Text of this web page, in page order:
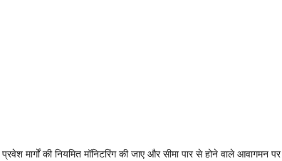
मार्गों की नियमित मॉनिटरिंग की जाए और सीमा पार से होने वाले आवागमन